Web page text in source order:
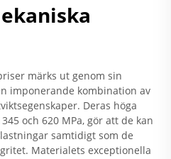
märks ut genom sin
imponerande kombination av
Deras höga
och 620 MPa, gör att de kan
samtidigt som de
Materialets exceptionella